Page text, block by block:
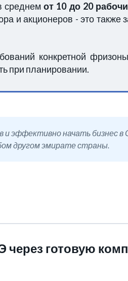
среднемот 10 до 20
и акционеров - это также
конкретной
при планировании.
эффективно начать бизнес в
другом эмирате страны.
через готовую